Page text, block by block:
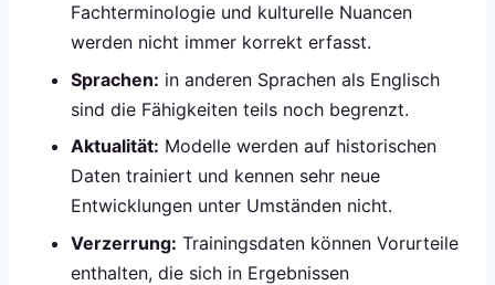
Fachterminologie und kulturelle Nuancen
werden nicht immer korrekt erfasst.
Sprachen: in anderen Sprachen als Englisch
sind die Fähigkeiten teils noch begrenzt.
Aktualität: Modelle werden auf historischen
Daten trainiert und kennen sehr neue
Entwicklungen unter Umständen nicht.
Verzerrung: Trainingsdaten können Vorurteile
enthalten, die sich in Ergebnissen